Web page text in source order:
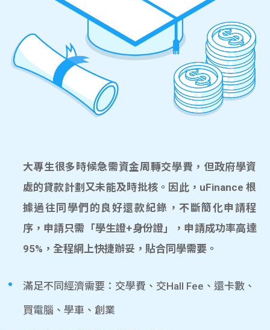
大專生很多時候急需資金周轉交學費，但政府學資
處的貸款計劃又未能及時批核。因此，uFinance 根
據過往同學們的良好還款紀錄，不斷簡化申請程
序，申請只需「學生證+身份證」，申請成功率高達
95%，全程網上快捷辦妥，貼合同學需要。
滿足不同經濟需要：交學費、交Hall Fee、還卡數、
買電腦、學車、創業